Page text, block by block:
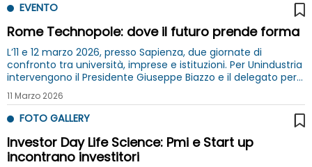
EVENTO
Rome Technopole: dove il futuro prende forma
L’11 e 12 marzo 2026, presso Sapienza, due giornate di
confronto tra università, imprese e istituzioni. Per Unindustria
intervengono il Presidente Giuseppe Biazzo e il delegato per l'
Università e la Ricerca Claudio Arcudi
11 Marzo 2026
FOTO GALLERY
Investor Day Life Science: Pmi e Start up
incontrano investitori